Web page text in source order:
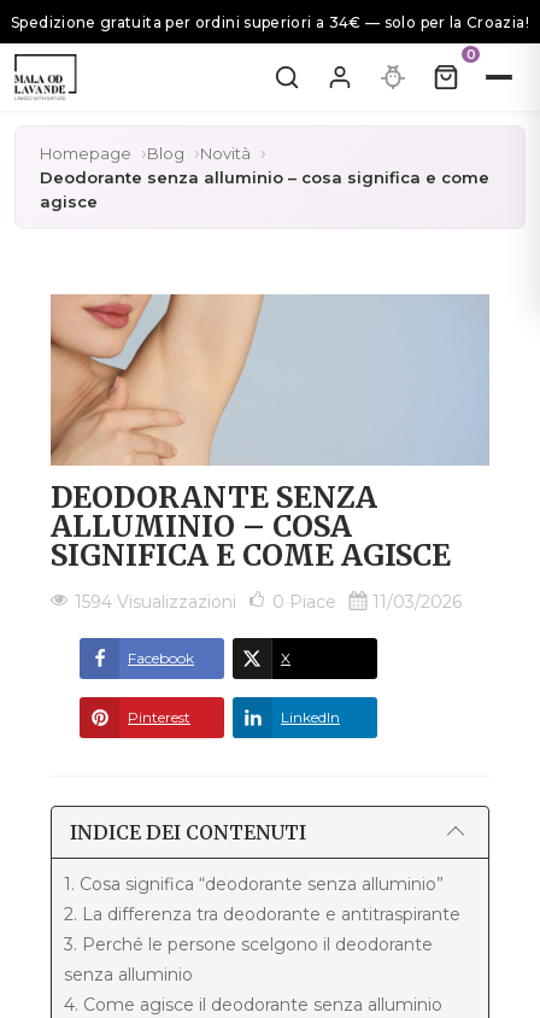
Spedizione gratuita per ordini superiori a 34€ — solo per la Croazia!
0
Homepage Blog
Novità
Deodorante senza alluminio – cosa significa e come
agisce
DEODORANTE SENZA
ALLUMINIO – COSA
SIGNIFICA E COME AGISCE
1594 Visualizzazioni 0 Piace 11/03/2026
Facebook X
Pinterest LinkedIn
INDICE DEI CONTENUTI
1. Cosa significa “deodorante senza alluminio”
2. La differenza tra deodorante e antitraspirante
3. Perché le persone scelgono il deodorante
senza alluminio
4. Come agisce il deodorante senza alluminio